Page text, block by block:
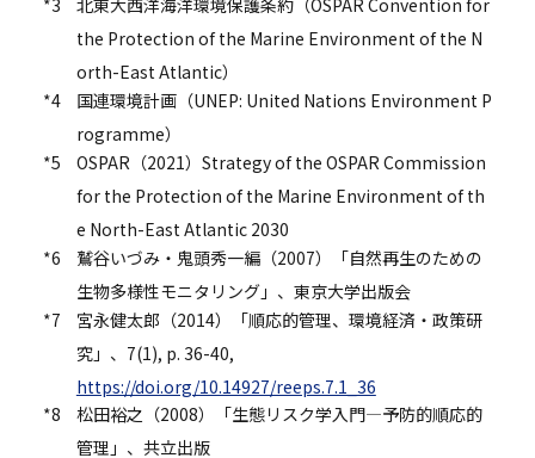
*3
北東大西洋海洋環境保護条約（OSPAR Convention for
the Protection of the Marine Environment of the N
orth-East Atlantic）
*4
国連環境計画（UNEP: United Nations Environment P
rogramme）
*5
OSPAR（2021）Strategy of the OSPAR Commission
for the Protection of the Marine Environment of th
e North-East Atlantic 2030
*6
鷲谷いづみ・鬼頭秀一編（2007）「自然再生のための
生物多様性モニタリング」、東京大学出版会
*7
宮永健太郎（2014）「順応的管理、環境経済・政策研
究」、7(1), p. 36-40,
https://doi.org/10.14927/reeps.7.1_36
*8
松田裕之（2008）「生態リスク学入門―予防的順応的
管理」、共立出版